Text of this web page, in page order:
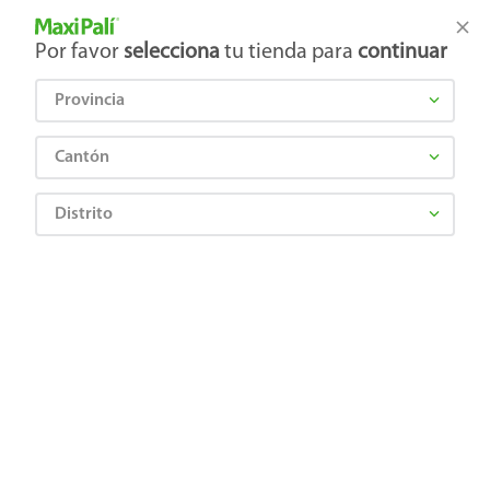
Tienda Maxi Palí
Por favor selecciona tu tienda para continuar
Provincia
Cantón
Distrito